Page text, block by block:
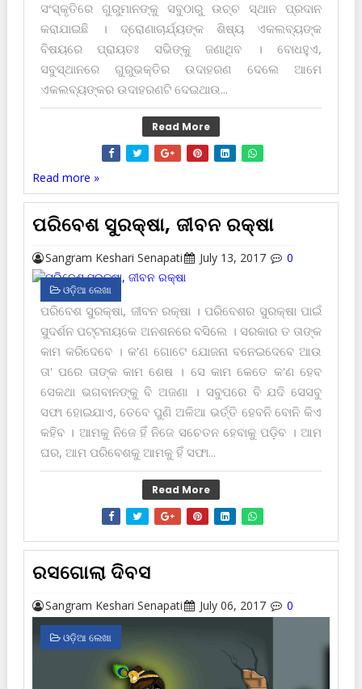
ସଂସ୍କୃତିରେ ଗୁରୁମାନଙ୍କୁ ସବୁଠାରୁ ଉଚ୍ଚ ସ୍ଥାନ ପ୍ରଦାନ
କରାଯାଇଛି । ଦ୍ରୋଣାଚାର୍ଯ୍ୟଙ୍କ ଶିଷ୍ୟ ଏକଲବ୍ୟଙ୍କ
ବିଷୟରେ ପ୍ରାୟତଃ ସଭିଙ୍କୁ ଜଣାଥିବ । ବୋଧହୁଏ,
ସବୁସ୍ଥାନରେ ଗୁରୁଭକ୍ତିର ଉଦାହରଣ ଦେଲେ ଆମେ
ଏକଲବ୍ୟଙ୍କର ଉଦାହରଣ‌ଟି ଦେଇଥାଉ...
Read More
Read more »
ପରିବେଶ ସୁରକ୍ଷା, ଜୀବନ ରକ୍ଷା
Sangram Keshari Senapati July 13, 2017 0
ଓଡ଼ିଆ ଲେଖା
ପରିବେଶ ସୁରକ୍ଷା, ଜୀବନ ରକ୍ଷା । ପରିବେଶର ସୁରକ୍ଷା ପାଇଁ
ସୁଦର୍ଶନ ପଟ୍ଟନାୟକେ ଅନଶନରେ ବସିଲେ । ସରକାର ତ ତାଙ୍କ
କାମ କରିଦେବେ । କ'ଣ ଗୋଟେ ଯୋଜନା ବନେଇଦେବେ ଆଉ
ତା' ପରେ ତାଙ୍କ କାମ ଶେଷ । ସେ କାମ କେତେ କ'ଣ ହେବ
ସେକଥା ଭଗବାନଙ୍କୁ ବି ଅଜଣା । ସବୁପରେ ବି ଯଦି ସେସବୁ
ସଫା ହୋଇଯାଏ, ତେବେ ପୁଣି ଅଳିଆ ଭର୍ତ୍ତି ହେବନି ବୋନି କିଏ
କ‌ହିବ । ଆମକୁ ନିଜେ ହିଁ ନିଜେ ସଚେତନ ହେବାକୁ ପଡ଼ିବ । ଆମ
ଘର, ଆମ ପରିବେଶକୁ ଆମକୁ ହିଁ ସଫା...
Read More
ରସଗୋଲା ଦିବସ
Sangram Keshari Senapati July 06, 2017 0
ଓଡ଼ିଆ ଲେଖା